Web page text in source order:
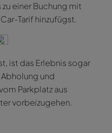
zu einer Buchung mit
Tarif hinzufügst.
ist das Erlebnis sogar
und
Parkplatz aus
vorbeizugehen.